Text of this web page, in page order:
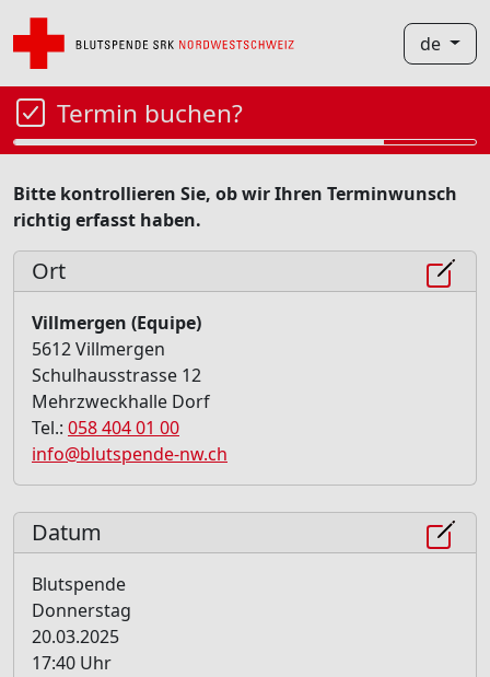
de
Termin buchen?
Bitte kontrollieren Sie, ob wir Ihren Terminwunsch
richtig erfasst haben.
Ort
Villmergen (Equipe)
5612 Villmergen
Schulhausstrasse 12
Mehrzweckhalle Dorf
Tel.: 058 404 01 00
info@blutspende-nw.ch
Datum
Blutspende
Donnerstag
20.03.2025
17:40 Uhr